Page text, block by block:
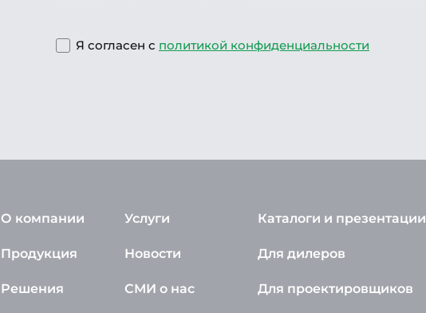
Я согласен с политикой конфиденциальности
О компании
Продукция
Решения
Услуги
Новости
СМИ о нас
Каталоги и презентации
Для дилеров
Для проектировщиков